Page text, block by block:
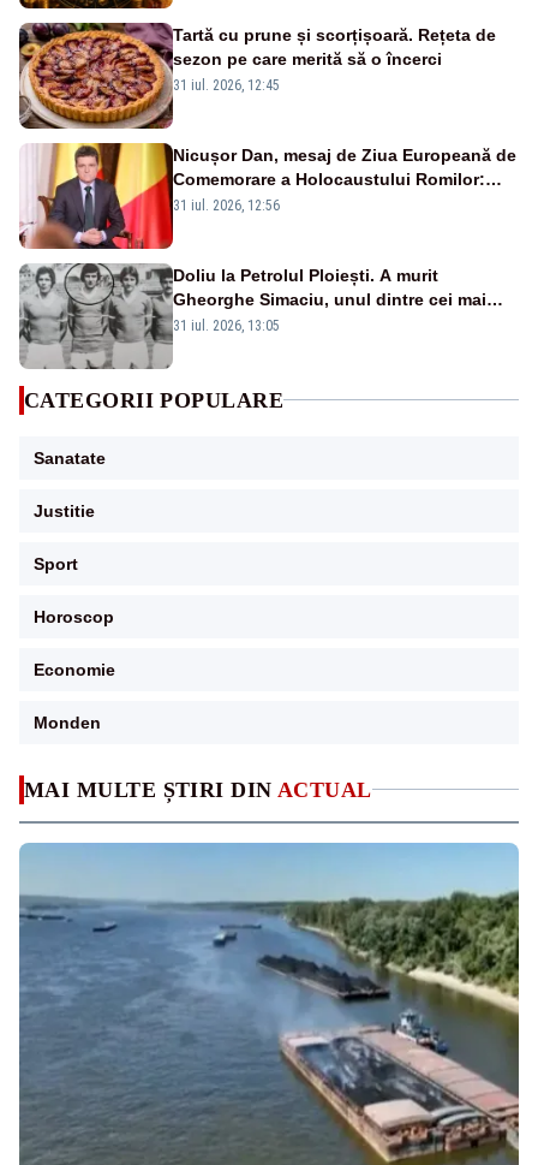
MAI MULTE ȘTIRI DIN ACTUAL
Tartă cu prune și scorțișoară. Rețeta de
sezon pe care merită să o încerci
31 iul. 2026, 12:45
Nicușor Dan, mesaj de Ziua Europeană de
Comemorare a Holocaustului Romilor:
„Avem datoria să păstrăm vie memoria
31 iul. 2026, 12:56
Doliu la Petrolul Ploiești. A murit
Gheorghe Simaciu, unul dintre cei mai
mari golgheteri din istoria clubului
31 iul. 2026, 13:05
CATEGORII POPULARE
Sanatate
Justitie
Sport
Horoscop
Economie
Monden